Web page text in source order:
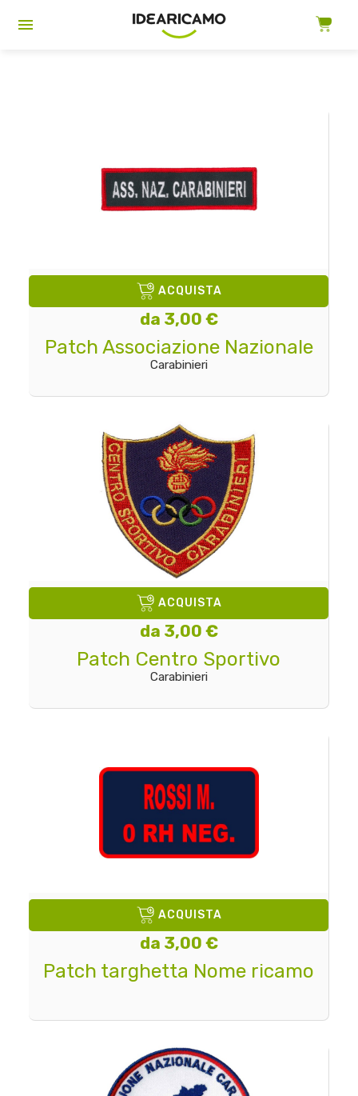
ACQUISTA
da 3,00 €
Patch Associazione Nazionale
Carabinieri
ACQUISTA
da 3,00 €
Patch Centro Sportivo
Carabinieri
ACQUISTA
da 3,00 €
Patch targhetta Nome ricamo